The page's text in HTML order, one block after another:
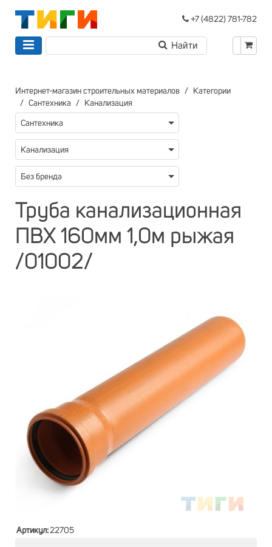
+7 (4822) 781-782
Интернет-магазин строительных материалов
Категории
Сантехника
Канализация
Сантехника
Канализация
Без бренда
Труба канализационная
ПВХ 160мм 1,0м рыжая
/01002/
Артикул:22705